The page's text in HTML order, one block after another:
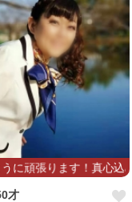
ります！真心込めてマ
才